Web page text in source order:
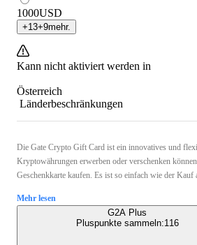
1000USD
+13+9mehr.
Kann nicht aktiviert werden in
Österreich
Länderbeschränkungen
Die Gate Crypto Gift Card ist ein innovatives und
Kryptowährungen erwerben oder verschenken
Geschenkkarte kaufen. Es ist so einfach wie der Kauf
Mehr lesen
G2A Plus
Pluspunkte sammeln:116